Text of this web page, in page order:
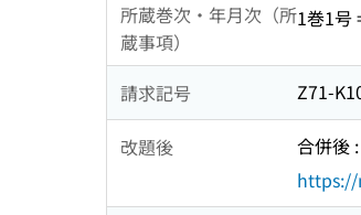
所蔵巻次・年月次（所
蔵事項）
1巻1号
請求記号 Z71-
改題後
合併後
https://